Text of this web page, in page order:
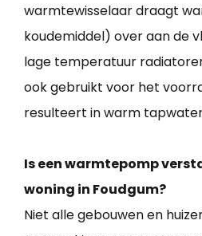
warmtewisselaar draagt
koudemiddel) over aan de
lage temperatuur
ook gebruikt voor het
resulteert in warm
Is een warmtepomp
woning in Foudgum?
Niet alle gebouwen en